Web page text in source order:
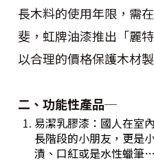
長木料的使用年限，需
斐，虹牌油漆推出「麗
以合理的價格保護木材
二、功能性產品─
易潔乳膠漆：國人在室
長階段的小朋友，更是
漬、口紅或是水性蠟筆